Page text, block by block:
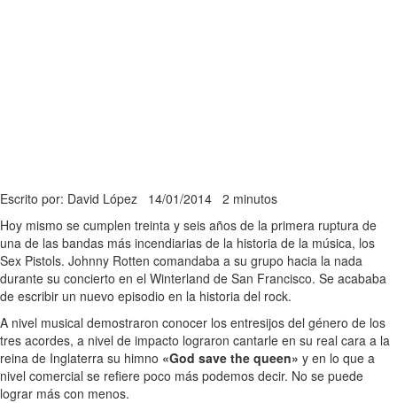
Escrito por: David López 14/01/2014 2 minutos
Hoy mismo se cumplen treinta y seis años de la primera ruptura de
una de las bandas más incendiarias de la historia de la música, los
Sex Pistols. Johnny Rotten comandaba a su grupo hacia la nada
durante su concierto en el Winterland de San Francisco. Se acababa
de escribir un nuevo episodio en la historia del rock.
A nivel musical demostraron conocer los entresijos del género de los
tres acordes, a nivel de impacto lograron cantarle en su real cara a la
reina de Inglaterra su himno «God save the queen» y en lo que a
nivel comercial se refiere poco más podemos decir. No se puede
lograr más con menos.